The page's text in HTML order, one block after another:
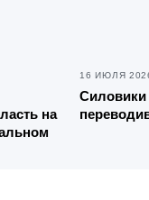
на
16 ИЮЛЯ
Силовики